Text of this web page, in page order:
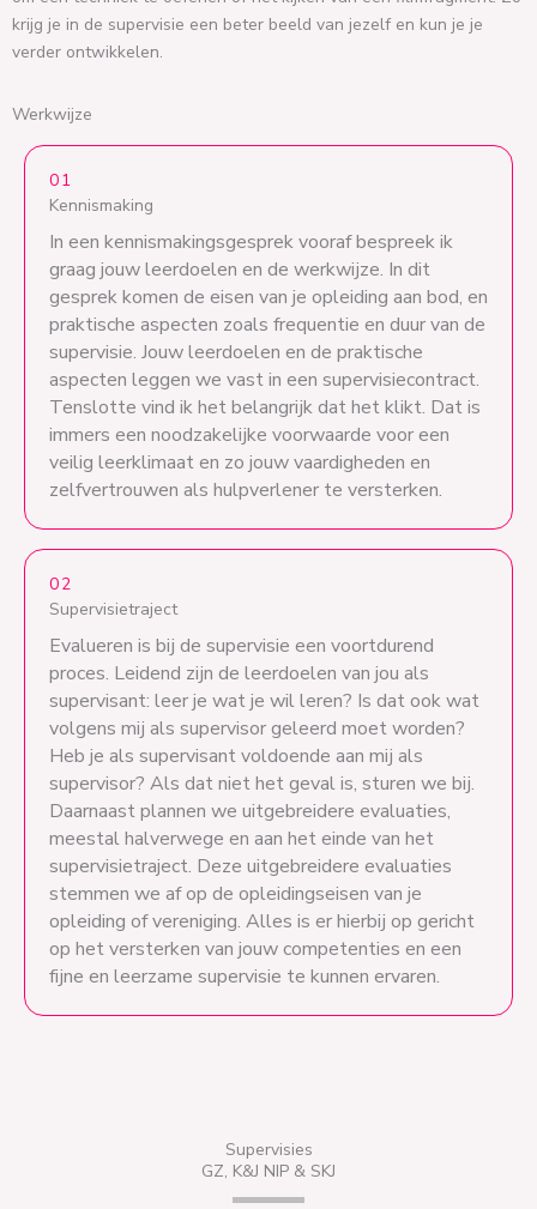
krijg je in de supervisie een beter beeld van jezelf en kun je je
verder ontwikkelen.
Werkwijze
01
Kennismaking
In een kennismakingsgesprek vooraf bespreek ik
graag jouw leerdoelen en de werkwijze. In dit
gesprek komen de eisen van je opleiding aan bod, en
praktische aspecten zoals frequentie en duur van de
supervisie. Jouw leerdoelen en de praktische
aspecten leggen we vast in een supervisiecontract.
Tenslotte vind ik het belangrijk dat het klikt. Dat is
immers een noodzakelijke voorwaarde voor een
veilig leerklimaat en zo jouw vaardigheden en
zelfvertrouwen als hulpverlener te versterken.
02
Supervisietraject
Evalueren is bij de supervisie een voortdurend
proces. Leidend zijn de leerdoelen van jou als
supervisant: leer je wat je wil leren? Is dat ook wat
volgens mij als supervisor geleerd moet worden?
Heb je als supervisant voldoende aan mij als
supervisor? Als dat niet het geval is, sturen we bij.
Daarnaast plannen we uitgebreidere evaluaties,
meestal halverwege en aan het einde van het
supervisietraject. Deze uitgebreidere evaluaties
stemmen we af op de opleidingseisen van je
opleiding of vereniging. Alles is er hierbij op gericht
op het versterken van jouw competenties en een
fijne en leerzame supervisie te kunnen ervaren.
Supervisies
GZ, K&J NIP & SKJ